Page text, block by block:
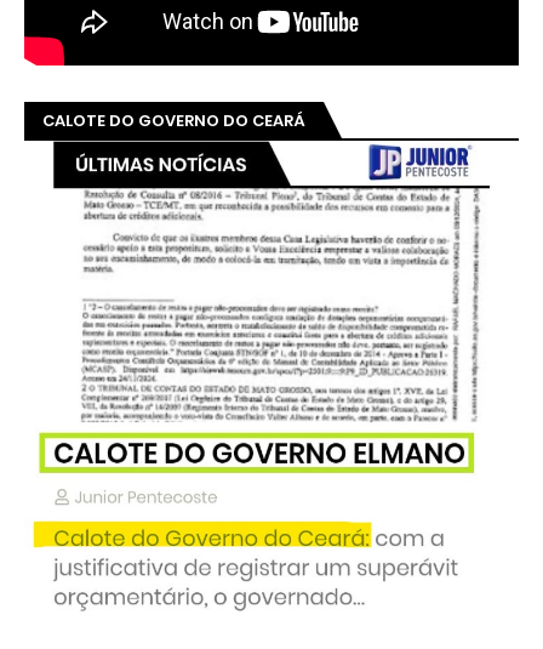
CALOTE DO GOVERNO DO CEARÁ